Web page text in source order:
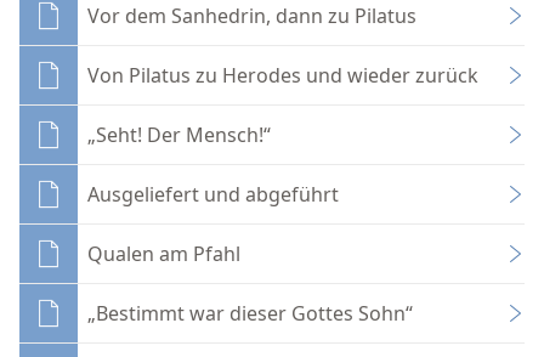
Vor dem Sanhedrin, dann zu Pilatus
Von Pilatus zu Herodes und wieder zurück
„Seht! Der Mensch!“
Ausgeliefert und abgeführt
Qualen am Pfahl
„Bestimmt war dieser Gottes Sohn“